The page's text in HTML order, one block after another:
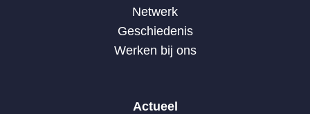
Netwerk
Geschiedenis
Werken bij ons
Actueel